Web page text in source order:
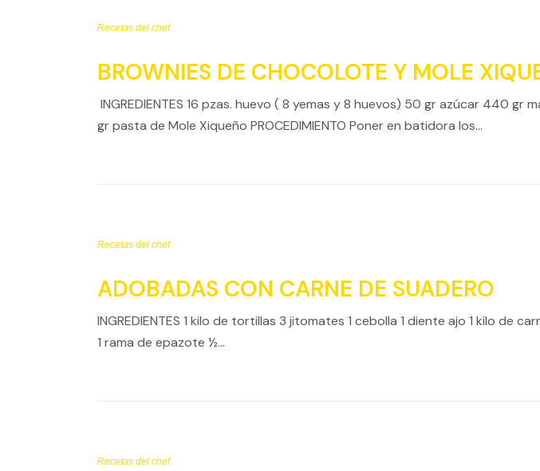
Recetas del chef
BROWNIES DE CHOCOLOTE Y MOLE
INGREDIENTES 16 pzas. huevo ( 8 yemas y 8 huevos) 50 gr azúcar 440
gr pasta de Mole Xiqueño PROCEDIMIENTO Poner en batidora los…
Recetas del chef
ADOBADAS CON CARNE DE SUADERO
INGREDIENTES 1 kilo de tortillas 3 jitomates 1 cebolla 1 diente ajo 1 kilo
1 rama de epazote ½…
Recetas del chef